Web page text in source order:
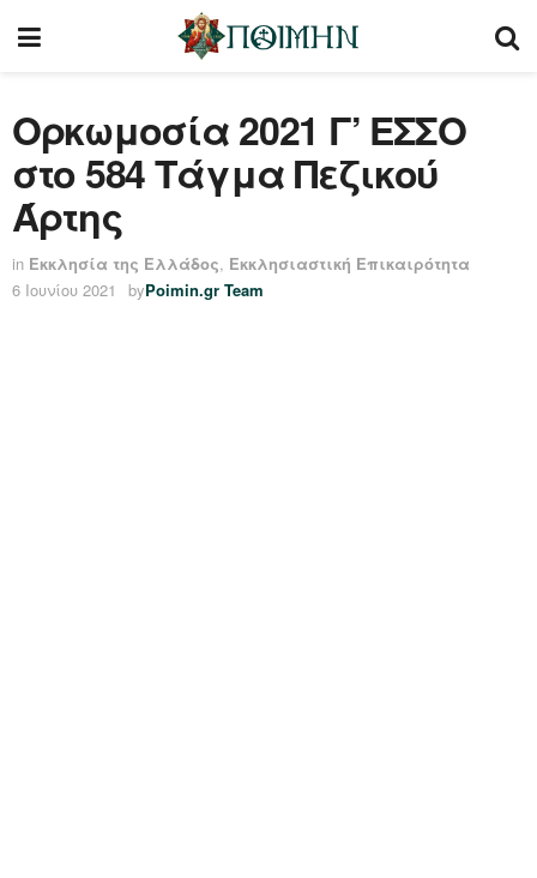
Ορκωμοσία 2021 Γ’ ΕΣΣΟ
στο 584 Τάγμα Πεζικού
Άρτης
in Εκκλησία της Ελλάδος, Εκκλησιαστική Επικαιρότητα
6 Ιουνίου 2021
byPoimin.gr Team